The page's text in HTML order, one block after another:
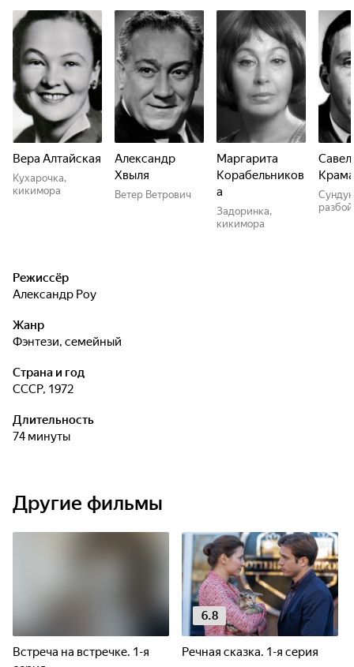
Вера Алтайская
Кухарочка,
кикимора
Александр
Хвыля
Ветер Ветрович
Маргарита
Корабельников
а
Задоринка,
кикимора
Режиссёр
Александр Роу
Жанр
фэнтези, семейный
Страна и год
СССР, 1972
Длительность
74 минуты
Другие фильмы
Встреча на встречке. 1-я
6.8
Речная сказка. 1-я серия